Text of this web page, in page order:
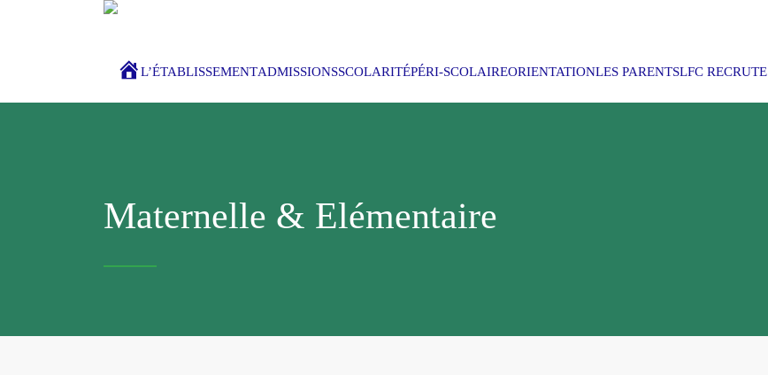
ACCUEIL
L’ÉTABLISSEMENTADMISSIONSSCOLARITÉPÉRI-SCOLAIREORIENTATIONLES PARENTSLFC RECRUTE
Maternelle & Elémentaire